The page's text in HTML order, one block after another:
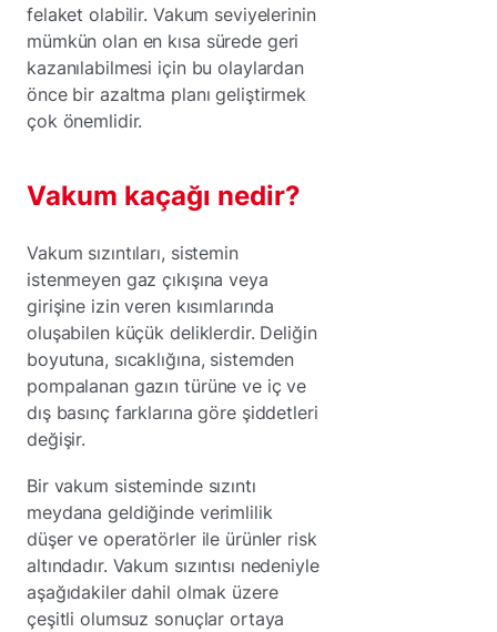
felaket olabilir. Vakum seviyelerinin
mümkün olan en kısa sürede geri
kazanılabilmesi için bu olaylardan
önce bir azaltma planı geliştirmek
çok önemlidir.
Vakum kaçağı nedir?
Vakum sızıntıları, sistemin
istenmeyen gaz çıkışına veya
girişine izin veren kısımlarında
oluşabilen küçük deliklerdir. Deliğin
boyutuna, sıcaklığına, sistemden
pompalanan gazın türüne ve iç ve
dış basınç farklarına göre şiddetleri
değişir.
Bir vakum sisteminde sızıntı
meydana geldiğinde verimlilik
düşer ve operatörler ile ürünler risk
altındadır. Vakum sızıntısı nedeniyle
aşağıdakiler dahil olmak üzere
çeşitli olumsuz sonuçlar ortaya